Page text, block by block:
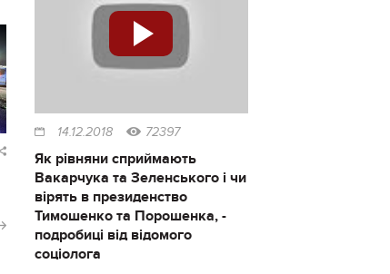
14.12.2018 72397
Як рівняни сприймають
Вакарчука та Зеленського і чи
вірять в президенство
Тимошенко та Порошенка, -
подробиці від відомого
соціолога